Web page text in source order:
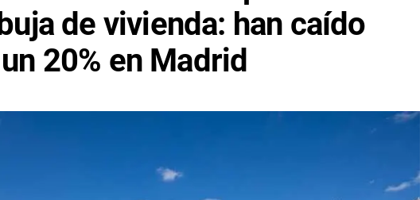
de vivienda: han caído
20% en Madrid